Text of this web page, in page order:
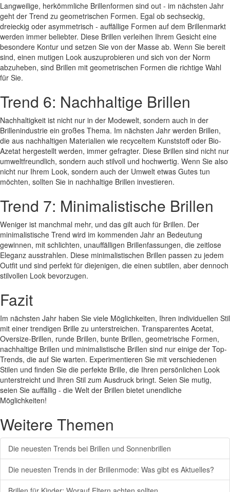
Langweilige, herkömmliche Brillenformen sind out - im nächsten Jahr
geht der Trend zu geometrischen Formen. Egal ob sechseckig,
dreieckig oder asymmetrisch - auffällige Formen auf dem Brillenmarkt
werden immer beliebter. Diese Brillen verleihen Ihrem Gesicht eine
besondere Kontur und setzen Sie von der Masse ab. Wenn Sie bereit
sind, einen mutigen Look auszuprobieren und sich von der Norm
abzuheben, sind Brillen mit geometrischen Formen die richtige Wahl
für Sie.
Trend 6: Nachhaltige Brillen
Nachhaltigkeit ist nicht nur in der Modewelt, sondern auch in der
Brillenindustrie ein großes Thema. Im nächsten Jahr werden Brillen,
die aus nachhaltigen Materialien wie recyceltem Kunststoff oder Bio-
Azetat hergestellt werden, immer gefragter. Diese Brillen sind nicht nur
umweltfreundlich, sondern auch stilvoll und hochwertig. Wenn Sie also
nicht nur Ihrem Look, sondern auch der Umwelt etwas Gutes tun
möchten, sollten Sie in nachhaltige Brillen investieren.
Trend 7: Minimalistische Brillen
Weniger ist manchmal mehr, und das gilt auch für Brillen. Der
minimalistische Trend wird im kommenden Jahr an Bedeutung
gewinnen, mit schlichten, unauffälligen Brillenfassungen, die zeitlose
Eleganz ausstrahlen. Diese minimalistischen Brillen passen zu jedem
Outfit und sind perfekt für diejenigen, die einen subtilen, aber dennoch
stilvollen Look bevorzugen.
Fazit
Im nächsten Jahr haben Sie viele Möglichkeiten, Ihren individuellen Stil
mit einer trendigen Brille zu unterstreichen. Transparentes Acetat,
Oversize-Brillen, runde Brillen, bunte Brillen, geometrische Formen,
nachhaltige Brillen und minimalistische Brillen sind nur einige der Top-
Trends, die auf Sie warten. Experimentieren Sie mit verschiedenen
Stilen und finden Sie die perfekte Brille, die Ihren persönlichen Look
unterstreicht und Ihren Stil zum Ausdruck bringt. Seien Sie mutig,
seien Sie auffällig - die Welt der Brillen bietet unendliche
Möglichkeiten!
Weitere Themen
Die neuesten Trends bei Brillen und Sonnenbrillen
Die neuesten Trends in der Brillenmode: Was gibt es Aktuelles?